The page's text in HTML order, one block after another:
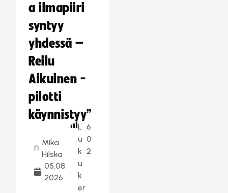
a ilmapiiri
syntyy
yhdessä –
Reilu
Aikuinen -
pilotti
käynnistyy”
Mika
Hilska
05.08.
2026
L
u
k
u
k
er
6
0
2